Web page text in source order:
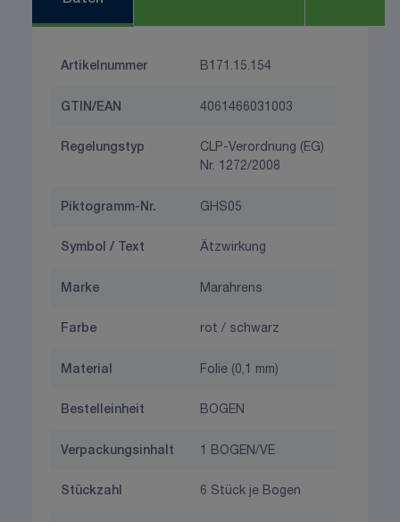
Artikelnummer B171.15.154
GTIN/EAN 4061466031003
Regelungstyp
CLP-Verordnung (EG)
Nr. 1272/2008
Piktogramm-Nr. GHS05
Symbol / Text Ätzwirkung
Marke Marahrens
Farbe rot / schwarz
Material Folie (0,1 mm)
Bestelleinheit BOGEN
Verpackungsinhalt 1 BOGEN/VE
Stückzahl 6 Stück je Bogen